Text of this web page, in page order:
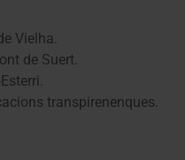
Vielha.
de Suert.
transpirenenques.